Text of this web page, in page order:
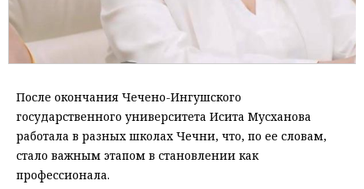
После окончания Чечено-Ингушского
государственного университета Исита Мусханова
работала в разных школах Чечни, что, по ее словам,
стало важным этапом в становлении как
профессионала.